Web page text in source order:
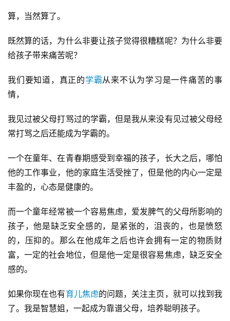
算，当然算了。
既然算的话，为什么非要让孩子觉得很糟糕呢？为什么非要
给孩子带来痛苦呢？
我们要知道，真正的学霸从来不认为学习是一件痛苦的事
情，
我见过被父母打骂过的学霸，但是我从来没有见过被父母经
常打骂之后还能成为学霸的。
一个在童年、在青春期感受到幸福的孩子，长大之后，哪怕
他的工作事业，他的家庭生活受挫了，但是他的内心一定是
丰盈的，心态是健康的。
而一个童年经常被一个容易焦虑，爱发脾气的父母所影响的
孩子，他是缺乏安全感的，是紧张的，沮丧的，也是愤怒
的，压抑的。那么在他成年之后也许会拥有一定的物质财
富，一定的社会地位，但是他一定是很容易焦虑，缺乏安全
感的。
如果你现在也有育儿焦虑的问题，关注主页，就可以找到我
了。我是智慧姐，一起成为靠谱父母，培养聪明孩子。